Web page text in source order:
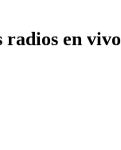
radios en vivo